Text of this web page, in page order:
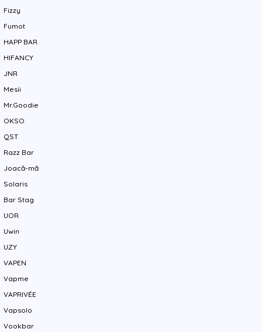
Fizzy
Fumot
HAPP BAR
HIFANCY
JNR
Mesii
Mr.Goodie
OKSO
QST
Razz Bar
Joacă-mă
Solaris
Bar Stag
UOR
Uwin
UZY
VAPEN
Vapme
VAPRIVÉE
Vapsolo
Vookbar